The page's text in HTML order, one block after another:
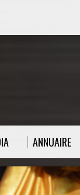
ANNUAIRE